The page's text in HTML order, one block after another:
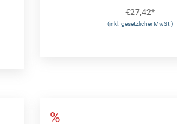
€27,42*
(inkl. gesetzlicher MwSt.)